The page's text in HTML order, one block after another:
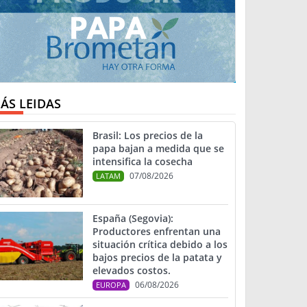
LEIDAS
Brasil: Los precios de la
papa bajan a medida que se
intensifica la cosecha
LATAM 07/08/2026
España (Segovia):
Productores enfrentan una
situación crítica debido a los
bajos precios de la patata y
elevados costos.
EUROPA 06/08/2026